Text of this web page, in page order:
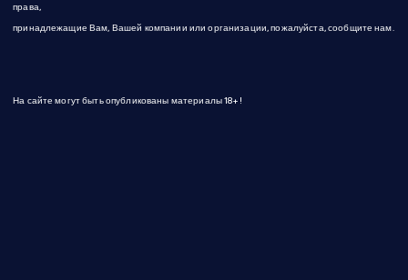
права,
принадлежащие Вам, Вашей компании или организации, пожалуйста, сообщите нам.
На сайте могут быть опубликованы материалы 18+!